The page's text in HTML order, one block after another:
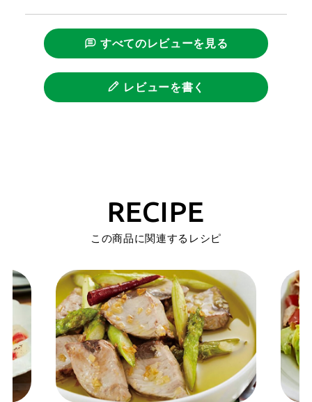
すべてのレビューを見る
レビューを書く
RECIPE
この商品に関連するレシピ